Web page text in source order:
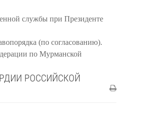
службы при Президенте
(по согласованию).
по Мурманской
РОССИЙСКОЙ